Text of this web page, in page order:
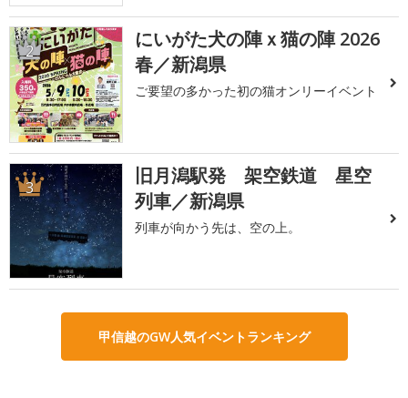
2
にいがた犬の陣ｘ猫の陣 2026
春／新潟県
ご要望の多かった初の猫オンリーイベント
3
旧月潟駅発 架空鉄道 星空
列車／新潟県
列車が向かう先は、空の上。
甲信越のGW人気イベントランキング